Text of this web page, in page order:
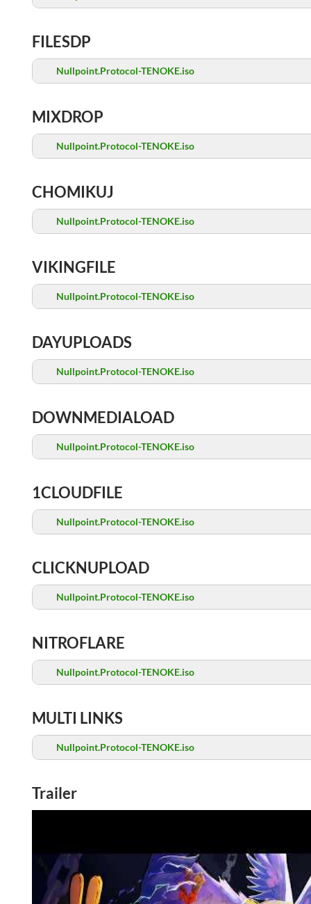
FILESDP
Nullpoint.Protocol-TENOKE.iso
MIXDROP
Nullpoint.Protocol-TENOKE.iso
CHOMIKUJ
Nullpoint.Protocol-TENOKE.iso
VIKINGFILE
Nullpoint.Protocol-TENOKE.iso
DAYUPLOADS
Nullpoint.Protocol-TENOKE.iso
DOWNMEDIALOAD
Nullpoint.Protocol-TENOKE.iso
1CLOUDFILE
Nullpoint.Protocol-TENOKE.iso
CLICKNUPLOAD
Nullpoint.Protocol-TENOKE.iso
NITROFLARE
Nullpoint.Protocol-TENOKE.iso
MULTI LINKS
Nullpoint.Protocol-TENOKE.iso
Trailer